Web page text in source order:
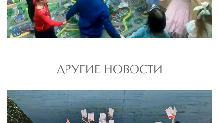
ДРУГИЕ НОВОСТИ